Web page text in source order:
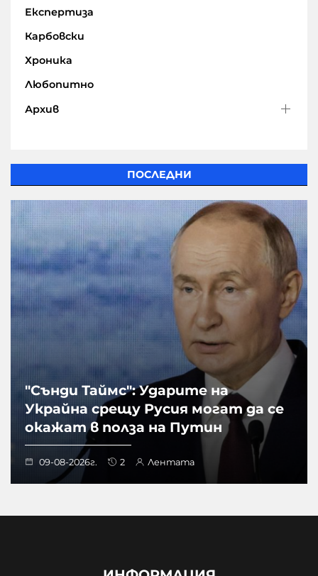
Експертиза
Карбовски
Хроника
Любопитно
Архив
ПОСЛЕДНИ
"Сънди Таймс": Ударите на
Украйна срещу Русия могат да се
окажат в полза на Путин
09-08-2026г. 2 Лентата